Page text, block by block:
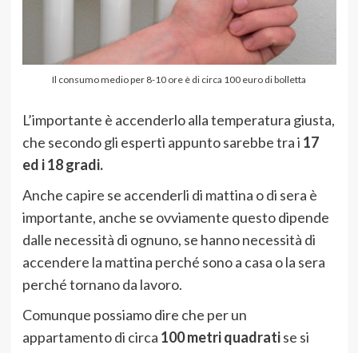
Il consumo medio per 8-10 ore è di circa 100 euro di bolletta
L’importante è accenderlo alla temperatura giusta,
che secondo gli esperti appunto sarebbe tra i 17
ed i 18 gradi.
Anche capire se accenderli di mattina o di sera è
importante, anche se ovviamente questo dipende
dalle necessità di ognuno, se hanno necessità di
accendere la mattina perché sono a casa o la sera
perché tornano da lavoro.
Comunque possiamo dire che per un
appartamento di circa 100 metri quadratise si